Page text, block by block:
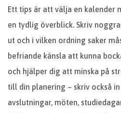
Ett tips är att välja en kalender
en tydlig överblick. Skriv
ut och i vilken ordning saker
befriande känsla att kunna
och hjälper dig att minska på
till din planering – skriv också
avslutningar, möten,